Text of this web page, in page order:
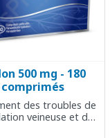
500 mg - 180
comprimés
des troubles de
veineuse et des